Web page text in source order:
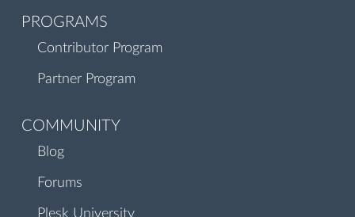
PROGRAMS
Contributor Program
Partner Program
COMMUNITY
Blog
Forums
Plesk University